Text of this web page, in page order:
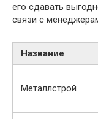
его сдавать
связи с
Название
Металлстрой